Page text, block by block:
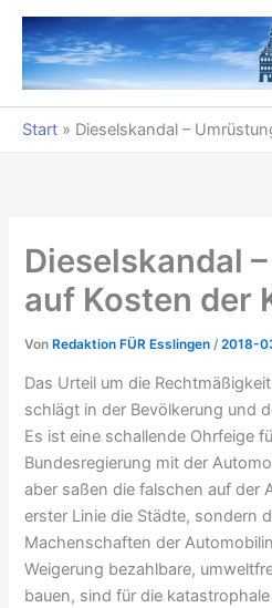
Zum
Inhalt
springen
Start » Dieselskandal –
Dieselskandal
auf Kosten der
Von Redaktion FÜR Esslingen/2018-
Das Urteil um die
schlägt in der Bevölkerung und
Es ist eine schallende Ohrfeige
Bundesregierung mit der
aber saßen die falschen auf der
erster Linie die Städte, sondern
Machenschaften der
Weigerung bezahlbare,
bauen, sind für die